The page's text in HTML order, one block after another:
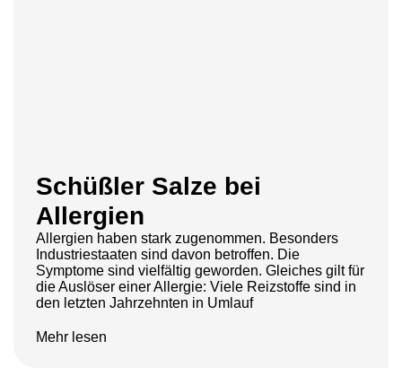
Schüßler Salze bei
Allergien
Allergien haben stark zugenommen. Besonders
Industriestaaten sind davon betroffen. Die
Symptome sind vielfältig geworden. Gleiches gilt für
die Auslöser einer Allergie: Viele Reizstoffe sind in
den letzten Jahrzehnten in Umlauf
Mehr lesen